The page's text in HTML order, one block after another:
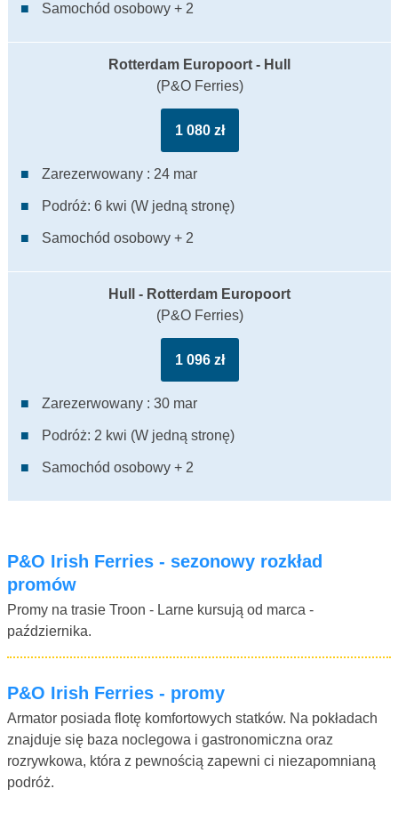
Samochód osobowy + 2
Rotterdam Europoort - Hull
(P&O Ferries)
1 080 zł
Zarezerwowany : 24 mar
Podróż: 6 kwi (W jedną stronę)
Samochód osobowy + 2
Hull - Rotterdam Europoort
(P&O Ferries)
1 096 zł
Zarezerwowany : 30 mar
Podróż: 2 kwi (W jedną stronę)
Samochód osobowy + 2
P&O Irish Ferries - sezonowy rozkład
promów
Promy na trasie Troon - Larne kursują od marca -
października.
P&O Irish Ferries - promy
Armator posiada flotę komfortowych statków. Na pokładach
znajduje się baza noclegowa i gastronomiczna oraz
rozrywkowa, która z pewnością zapewni ci niezapomnianą
podróż.